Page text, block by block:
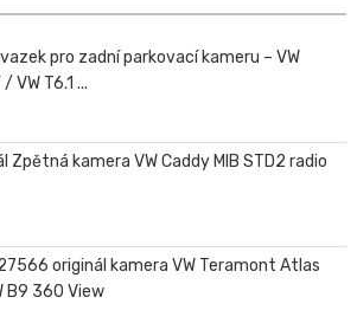
pro zadní parkovací kameru – VW
VW T6.1 ...
Zpětná kamera VW Caddy MIB STD2 radio
originál kamera VW Teramont Atlas
B9 360 View